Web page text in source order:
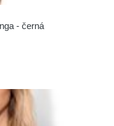
- černá